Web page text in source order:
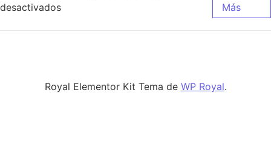
desactivadosen camiseta real madrid 2018 chicaMás
Royal Elementor Kit Tema de WP Royal.